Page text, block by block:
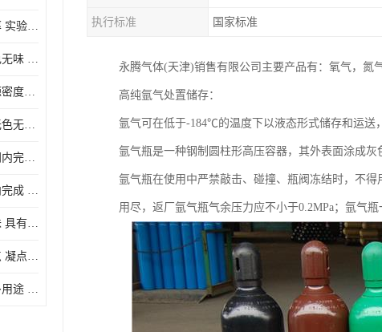
大港氢气销售 高热导率 实验室应用
北辰氢气厂家电话 无色无味 凝点为-259
汉沽氢气厂家电话 能源密度高 储存和传输便利
东丽氢气供应站电话 无色无味 储存和传输便利
宝坻氩气充气站 短时间内完成 人员经过培训
东丽氩气价格 短时间内完成 物流管理优良
红桥氢气配送 无色无味 具有较低的密度
武清区氢气出租 低凝点 凝点为-259
宝坻氢气哪里有卖的 多用途 可以在空气中上升
执行标准 国家标准
永腾气体(天津)销售有限公司主要产品有：氧气，氮
高纯氩气处置储存：
氩气可在低于-184℃的温度下以液态形式储存和运送
氩气瓶是一种钢制圆柱形高压容器，其外表面涂成灰
氩气瓶在使用中严禁敲击、碰撞、瓶阀冻结时，不
用尽，返厂氩气瓶气余压力应不小于0.2MPa；氩气瓶